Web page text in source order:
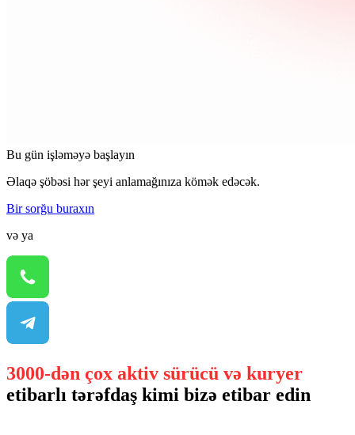
Bu gün işləməyə başlayın
Əlaqə şöbəsi hər şeyi anlamağınıza kömək edəcək.
Bir sorğu buraxın
və ya
3000-dən çox aktiv sürücü və kuryer
etibarlı tərəfdaş kimi bizə etibar edin